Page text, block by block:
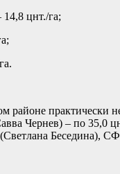
цнт./га;
районе
Чернев) – по
Беседина),